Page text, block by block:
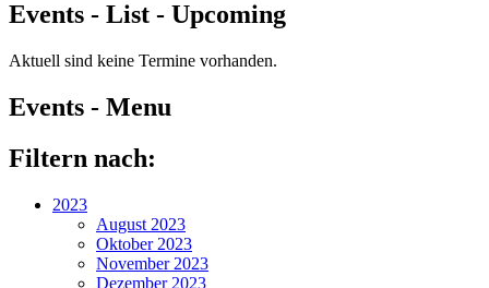
Events - List - Upcoming
Aktuell sind keine Termine vorhanden.
Events - Menu
Filtern nach:
2023
August 2023
Oktober 2023
November 2023
Dezember 2023